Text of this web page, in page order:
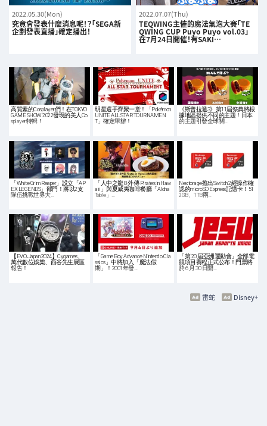
2022.05.30(Mon)
究竟會發表什麼消息呢！？「SEGA新
企劃發表直播」確定播出！
2022.07.07(Thu)
TEQWING主催的魔法氣泡大賽「TE
QWING CUP Puyo Puyo vol.03」
在7月24日開催！有SAKI…
高質素的Cosplayer們！在TOKYO
GAME SHOW 2022發現的美人Co
splayer特輯！
明星選手齊聚一堂！「Pokémon
UNITE ALL STAR TOURNAMEN
T」確定舉辦！
《斯普拉遁3》第11屆祭典將根
據地區提供不同的主題！日本
的主題引發全球關…
「White Grim Reaper」設立「AP
EX LEGENDS」部門！將以2支
隊伍挑戰世界大…
「人中之龍 8 外傳 Pirates in Haw
aii」與夏威夷咖啡餐廳「Aloha
Table」…
Nextorage推出Switch 2經操作確
認的microSD Express記憶卡！51
2GB、1TB兩…
【EVO Japan 2024】Cygames、
萬代數位娛樂、西谷先生展區
報告！
「Game Boy Advance Nintendo Cla
ssics」中將加入「魔法假
期」！2001年發…
「第 20 屆亞洲運動會」全部電
競項目賽程正式公布！門票將
於 6 月 30 日開…
Disney+
雷蛇